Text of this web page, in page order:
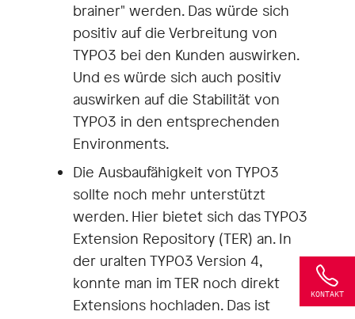
KONTAKT
brainer" werden. Das würde sich
positiv auf die Verbreitung von
TYPO3 bei den Kunden auswirken.
Und es würde sich auch positiv
auswirken auf die Stabilität von
TYPO3 in den entsprechenden
Environments.
Die Ausbaufähigkeit von TYPO3
sollte noch mehr unterstützt
werden. Hier bietet sich das TYPO3
Extension Repository (TER) an. In
der uralten TYPO3 Version 4,
konnte man im TER noch direkt
Extensions hochladen. Das ist